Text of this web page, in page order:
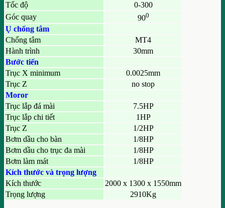
Tốc độ
0-300
Góc quay
900
Ụ chống tâm
Chống tâm
MT4
Hành trình
30mm
Bước tiến
Trục X minimum
0.0025mm
Trục Z
no stop
Moror
Trục lắp đá mài
7.5HP
Trục lắp chi tiết
1HP
Trục Z
1/2HP
Bơm dầu cho bàn
1/8HP
Bơm dầu cho trục đa mài
1/8HP
Bơm làm mát
1/8HP
Kích thước và trọng lượng
Kích thước
2000 x 1300 x 1550mm
Trọng lượng
2910Kg